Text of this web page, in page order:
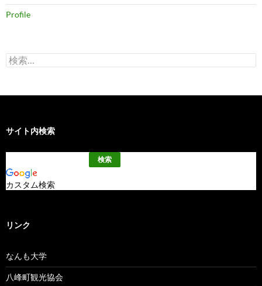
Profile
検
索:
サイト内検索
カスタム検索
リンク
なんも大学
八峰町観光協会